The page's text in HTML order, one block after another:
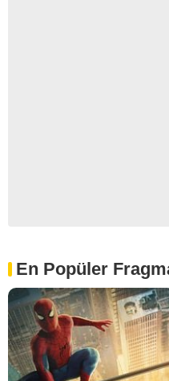
En Popüler